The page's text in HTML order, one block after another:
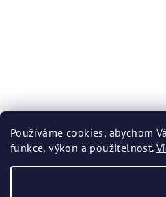
Používáme cookies, abychom
funkce, výkon a použitelnost.